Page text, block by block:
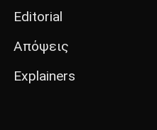
Editorial
Απόψεις
Explainers